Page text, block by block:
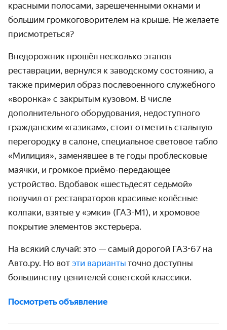
красными полосами, зарешеченными окнами и
большим громкоговорителем на крыше. Не желаете
присмотреться?
Внедорожник прошёл несколько этапов
реставрации, вернулся к заводскому состоянию, а
также примерил образ послевоенного служебного
«воронка» с закрытым кузовом. В числе
дополнительного оборудования, недоступного
гражданским «газикам», стоит отметить стальную
перегородку в салоне, специальное световое табло
«Милиция», заменявшее в те годы проблесковые
маячки, и громкое приёмо-передающее
устройство. Вдобавок «шестьдесят седьмой»
получил от реставраторов красивые колёсные
колпаки, взятые у «эмки» (ГАЗ-М1), и хромовое
покрытие элементов экстерьера.
На всякий случай: это — самый дорогой ГАЗ-67 на
Авто.ру. Но вот эти варианты точно доступны
большинству ценителей советской классики.
Посмотреть объявление